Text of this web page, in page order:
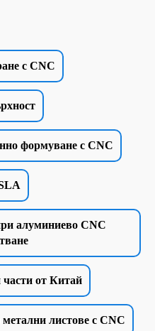
с CNC
формуване с CNC
алуминиево CNC
от Китай
метални листове с CNC